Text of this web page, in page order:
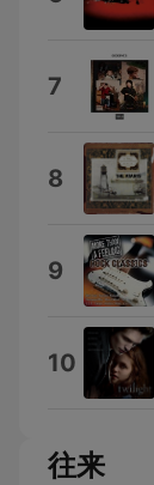
7
8
9
10
往来